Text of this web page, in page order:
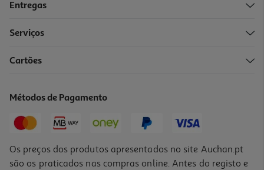
Entregas
Serviços
Cartões
Métodos de Pagamento
Os preços dos produtos apresentados no site Auchan.pt
são os praticados nas compras online. Antes do registo e